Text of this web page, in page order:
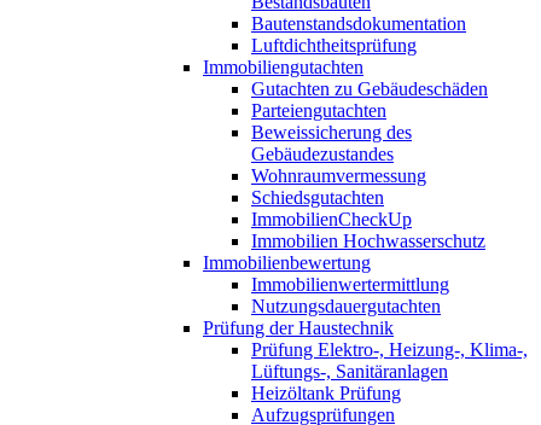
Bautenstandsdokumentation
Luftdichtheitsprüfung
Immobiliengutachten
Gutachten zu Gebäudeschäden
Parteiengutachten
Beweissicherung des
Gebäudezustandes
Wohnraumvermessung
Schiedsgutachten
ImmobilienCheckUp
Immobilien Hochwasserschutz
Immobilienbewertung
Immobilienwertermittlung
Nutzungsdauergutachten
Prüfung der Haustechnik
Prüfung Elektro-, Heizung-, Klima-,
Lüftungs-, Sanitäranlagen
Heizöltank Prüfung
Aufzugsprüfungen